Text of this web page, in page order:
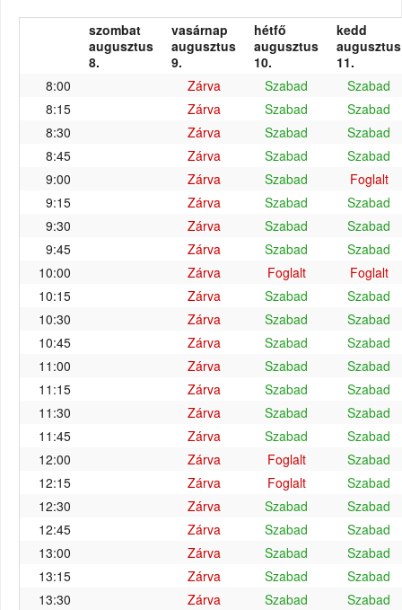
szombat
augusztus
8.
vasárnap
augusztus
9.
hétfő
augusztus
10.
kedd
augusztus
11.
8:00
Zárva Szabad
Szabad
8:15
Zárva Szabad
Szabad
8:30
Zárva Szabad
Szabad
8:45
Zárva Szabad
Szabad
9:00
Zárva Szabad
Foglalt
9:15
Zárva Szabad
Szabad
9:30
Zárva Szabad
Szabad
9:45
Zárva Szabad
Szabad
10:00
Zárva Foglalt
Foglalt
10:15
Zárva Szabad
Szabad
10:30
Zárva Szabad
Szabad
10:45
Zárva Szabad
Szabad
11:00
Zárva Szabad
Szabad
11:15
Zárva Szabad
Szabad
11:30
Zárva Szabad
Szabad
11:45
Zárva Szabad
Szabad
12:00
Zárva Foglalt
Szabad
12:15
Zárva Foglalt
Szabad
12:30
Zárva Szabad
Szabad
12:45
Zárva Szabad
Szabad
13:00
Zárva Szabad
Szabad
13:15
Zárva Szabad
Szabad
13:30
Zárva Szabad
Szabad